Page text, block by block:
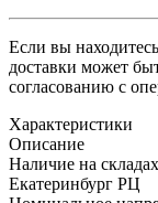
Если вы
доставки может
согласованию с
Характеристики
Описание
Наличие на складах
Екатеринбург РЦ